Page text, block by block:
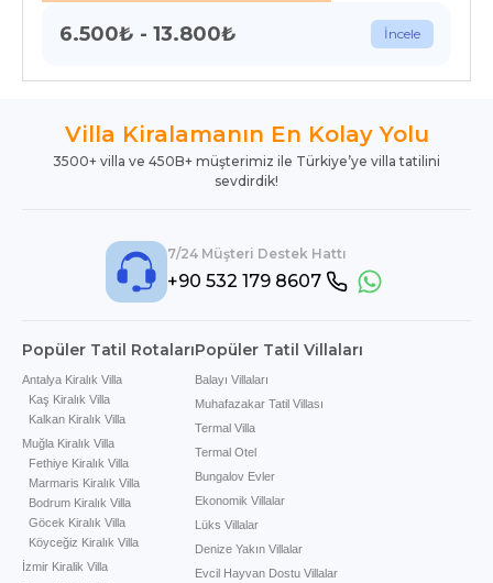
6.500₺ - 13.800₺ İncele
Villa Kiralamanın En Kolay Yolu
3500+ villa ve 450B+ müşterimiz ile Türkiye’ye villa tatilini
sevdirdik!
7/24 Müşteri Destek Hattı
+90 532 179 8607
Popüler Tatil Rotaları
Antalya Kiralık Villa
Kaş Kiralık Villa
Kalkan Kiralık Villa
Muğla Kiralık Villa
Fethiye Kiralık Villa
Marmaris Kiralık Villa
Bodrum Kiralık Villa
Göcek Kiralık Villa
Köyceğiz Kiralık Villa
İzmir Kiralik Villa
Popüler Tatil Villaları
Balayı Villaları
Muhafazakar Tatil Villası
Termal Villa
Termal Otel
Bungalov Evler
Ekonomik Villalar
Lüks Villalar
Denize Yakın Villalar
Evcil Hayvan Dostu Villalar